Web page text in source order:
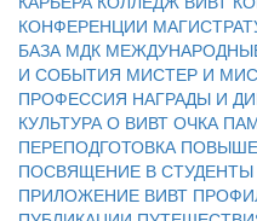
КОНФЕРЕНЦИИ
БАЗА МДК
И СОБЫТИЯ МИСТЕР И
ПРОФЕССИЯ НАГРАДЫ И
КУЛЬТУРА О ВИВТ ОЧКА
ПЕРЕПОДГОТОВКА
ПОСВЯЩЕНИЕ В СТУДЕНТЫ
ПРИЛОЖЕНИЕ ВИВТ